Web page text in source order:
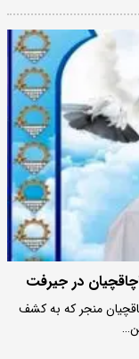
در جیرفت
منجر که به کشف